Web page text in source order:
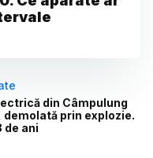
din Câmpulung
demolată prin explozie.
de ani